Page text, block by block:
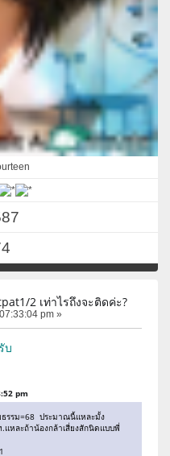
2 เท่าไรถึงจะติดค่ะ?
pm »
บ
pm
รรม=68 ประมาณนี้แหละมั้ง
หละถ้าน้องกล้าเสี่ยงสักนิดแบบพี่